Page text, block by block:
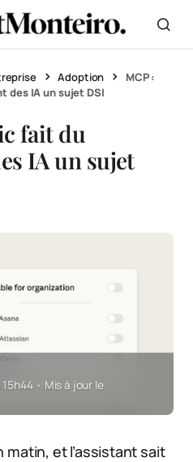
Adoption
MCP :
des IA un sujet DSI
fait du
IA un sujet
• Mis à jour le
matin, et l’assistant sait